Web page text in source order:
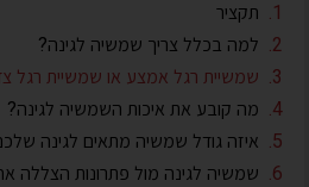
תקציר
למה בכלל צריך שמשיה לגינה?
שמשיית רגל אמצע או שמשיית רגל
מה קובע את איכות השמשיה לגינה?
איזה גודל שמשיה מתאים לגינה
שמשיה לגינה מול פתרונות הצללה